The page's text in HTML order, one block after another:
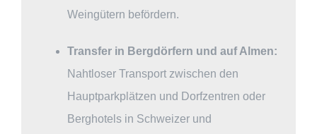
Weingütern befördern.
Transfer in Bergdörfern und auf Almen:
Nahtloser Transport zwischen den
Hauptparkplätzen und Dorfzentren oder
Berghotels in Schweizer und